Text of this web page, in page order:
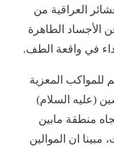
العراقية من
الأجساد الطاهرة
في واقعة الطف.
المعزية
(عليه السلام)
منطقة مابين
ان الموالين